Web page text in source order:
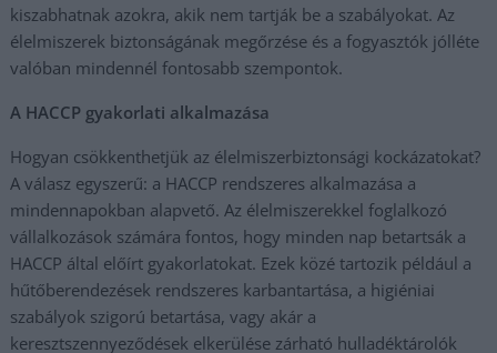
kiszabhatnak azokra, akik nem tartják be a szabályokat. Az
élelmiszerek biztonságának megőrzése és a fogyasztók jólléte
valóban mindennél fontosabb szempontok.
A HACCP gyakorlati alkalmazása
Hogyan csökkenthetjük az élelmiszerbiztonsági kockázatokat?
A válasz egyszerű: a HACCP rendszeres alkalmazása a
mindennapokban alapvető. Az élelmiszerekkel foglalkozó
vállalkozások számára fontos, hogy minden nap betartsák a
HACCP által előírt gyakorlatokat. Ezek közé tartozik például a
hűtőberendezések rendszeres karbantartása, a higiéniai
szabályok szigorú betartása, vagy akár a
keresztszennyeződések elkerülése zárható hulladéktárolók